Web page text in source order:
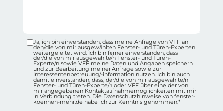
Datenschutz-Checkbox Container
Ja, ich bin einverstanden, dass meine Anfrage von VFF an
den/die von mir ausgewählten Fenster- und Türen-Experten
weitergeleitet wird. Ich bin ferner einverstanden, dass
der/die von mir ausgewählte/n Fenster- und Türen-
Experte/n sowie VFF meine Daten und Angaben speichern
und zur Bearbeitung meiner Anfrage sowie zur
Interessentenbetreuung/-information nutzen. Ich bin auch
damit einverstanden, dass, der/die von mir ausgewählte/n
Fenster- und Türen-Experte/n oder VFF über eine der von
mir angegebenen Kontaktaufnahmemöglichkeiten mit mir
in Verbindung treten. Die Datenschutzhinweise von fenster-
koennen-mehr.de habe ich zur Kenntnis genommen.*